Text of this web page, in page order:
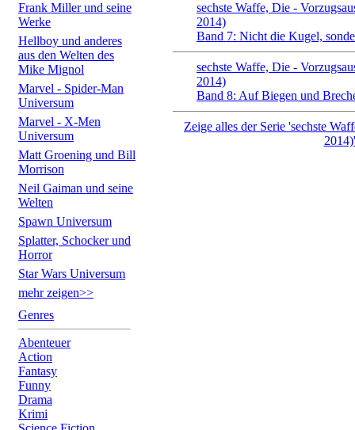
Frank Miller und seine
Werke
Hellboy und anderes
aus den Welten des
Mike Mignol
Marvel - Spider-Man
Universum
Marvel - X-Men
Universum
Matt Groening und Bill
Morrison
Neil Gaiman und seine
Welten
Spawn Universum
Splatter, Schocker und
Horror
Star Wars Universum
mehr zeigen>>
Genres
Abenteuer
Action
Fantasy
Funny
Drama
Krimi
sechste Waffe, Die -
2014)
Band 7: Nicht die Kugel,
sechste Waffe, Die -
2014)
Band 8: Auf Biegen und
Zeige alles der Serie 'sechste
2014)'